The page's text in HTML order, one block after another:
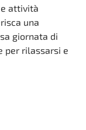
attività
una
giornata di
per rilassarsi e